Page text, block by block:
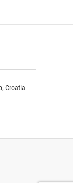
Croatia